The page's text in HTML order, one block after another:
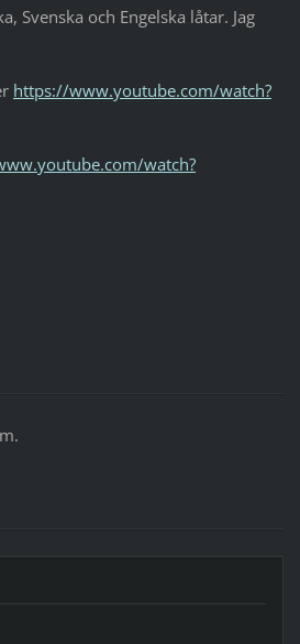
Svenska och Engelska låtar. Jag
https://www.youtube.com/watch?
watch?